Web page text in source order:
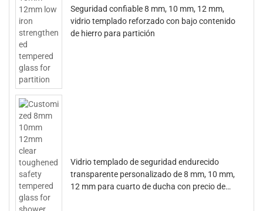
Seguridad confiable 8 mm, 10 mm, 12 mm,
vidrio templado reforzado con bajo contenido
de hierro para partición
Vidrio templado de seguridad endurecido
transparente personalizado de 8 mm, 10 mm,
12 mm para cuarto de ducha con precio de